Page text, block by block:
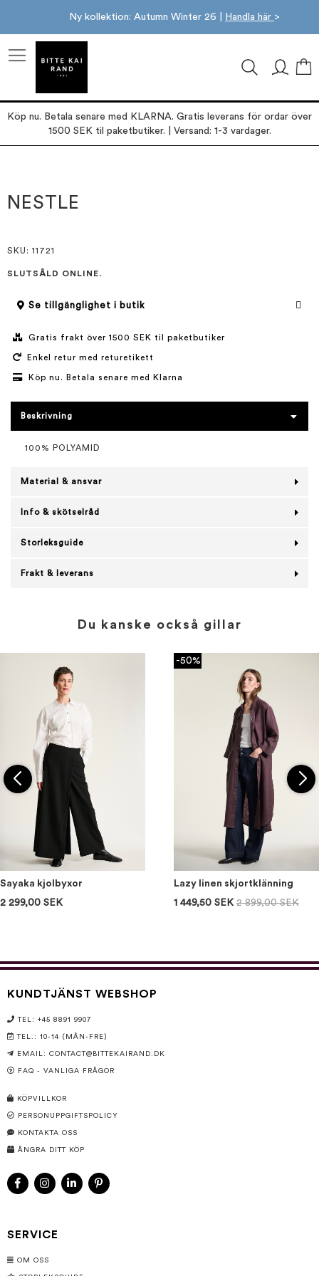
Ny kollektion: Autumn Winter 26 | Handla här >
Köp nu. Betala senare med KLARNA. Gratis leverans för ordar över
1500 SEK til paketbutiker. | Versand: 1-3 vardager.
slutet
av
början
av
NESTLE
SKU : 11721
SLUTSÅLD ONLINE.
Se tillgänglighet i butik
Gratis frakt över 1500 SEK til paketbutiker
Enkel retur med returetikett
Köp nu. Betala senare med Klarna
Beskrivning
100% POLYAMID
Material & ansvar
Info & skötselråd
Storleksguide
Frakt & leverans
Du kanske också gillar
Sayaka kjolbyxor
2 299,00 SEK
-50%
Lazy linen skjortklänning
1 449,50 SEK 2 899,00 SEK
KUNDTJÄNST WEBSHOP
TEL: +45 8891 9907
TEL.: 10-14 (MÅN-FRE)
EMAIL: CONTACT@BITTEKAIRAND.DK
FAQ - VANLIGA FRÅGOR
KÖPVILLKOR
PERSONUPPGIFTSPOLICY
KONTAKTA OSS
ÅNGRA DITT KÖP
SERVICE
OM OSS